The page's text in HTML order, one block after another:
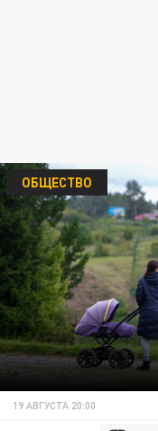
ОБЩЕСТВО
19 АВГУСТА 20:00